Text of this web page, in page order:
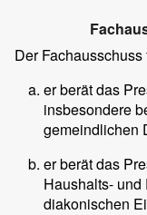
Der
er berät das
insbesondere
gemeindlichen
er berät das
Haushalts-
diakonischen